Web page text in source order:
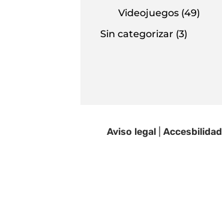
Videojuegos (49)
Sin categorizar (3)
Aviso legal| Accesbilidad